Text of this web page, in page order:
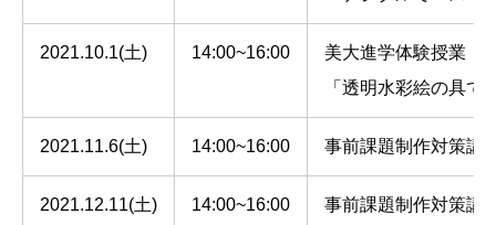
2021.10.1(土) 14:00~16:00
美大進学体験授業
「透明水彩絵の具で
2021.11.6(土) 14:00~16:00 事前課題制作対策講
2021.12.11(土) 14:00~16:00 事前課題制作対策講